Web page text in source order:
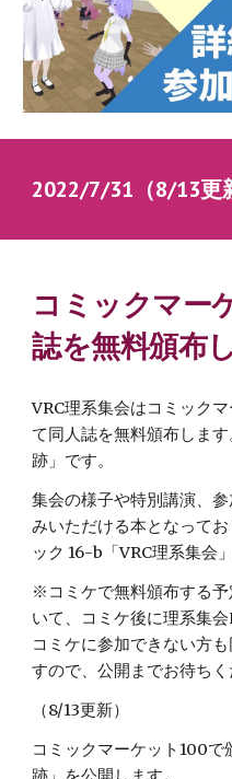
2022/7/31（8/13
コミックマー
誌を無料頒布
VRC理系集会はコミック
て同人誌を無料頒布しま
跡」です。
集会の様子や特別講演、
みいただける本となって
ック 16-b「VRC理系集会
※コミケで無料頒布する
いて、コミケ後に理系集
コミケに参加できない方
すので、公開までお待ちく
（8/13更新）
コミックマーケット100